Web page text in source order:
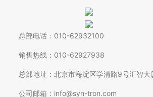
总部电话：010-62932100
销售热线：010-62927938
总部地址：北京市海淀区学清路9号汇智大
公司邮箱：info@syn-tron.com